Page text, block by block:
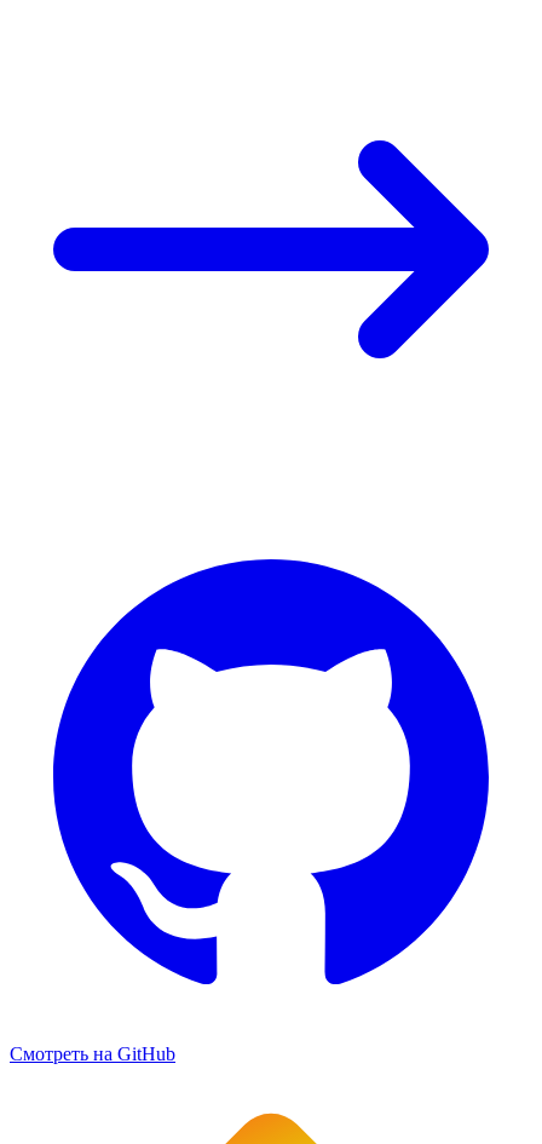
Смотреть на GitHub